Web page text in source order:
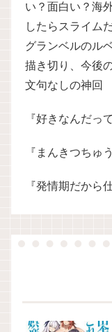
い？面白い？海
したらスライム
グランベルのル
描き切り、今後
文句なしの神回
『好きなんだっ
『まんきつちゅ
『発情期だから